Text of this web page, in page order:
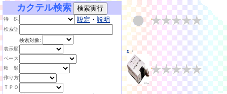
カクテル検索
特 殊 設定 ・ 説明
検索語
検索対象:
表示順
ベース
種 類
作り方
ＴＰＯ
. .